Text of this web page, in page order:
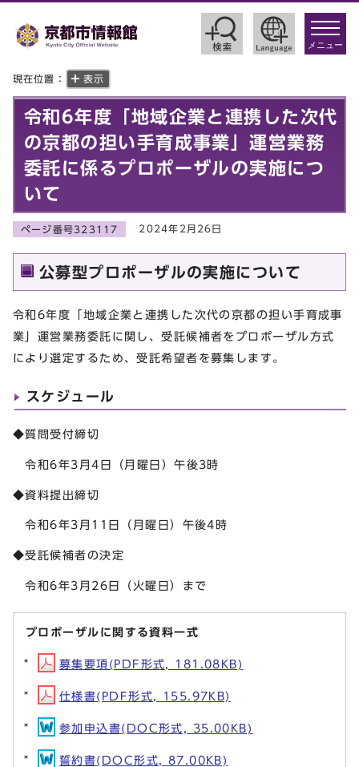
toggle
メニュー
現在位置： 表示
令和6年度「地域企業と連携した次代
の京都の担い手育成事業」運営業務
委託に係るプロポーザルの実施につ
いて
ページ番号323117 2024年2月26日
公募型プロポーザルの実施について
令和6年度「地域企業と連携した次代の京都の担い手育成事
業」運営業務委託に関し、受託候補者をプロポーザル方式
により選定するため、受託希望者を募集します。
スケジュール
◆質問受付締切
令和6年3月4日（月曜日）午後3時
◆資料提出締切
令和6年3月11日（月曜日）午後4時
◆受託候補者の決定
令和6年3月26日（火曜日）まで
プロポーザルに関する資料一式
募集要項(PDF形式, 181.08KB)
仕様書(PDF形式, 155.97KB)
参加申込書(DOC形式, 35.00KB)
誓約書(DOC形式, 87.00KB)